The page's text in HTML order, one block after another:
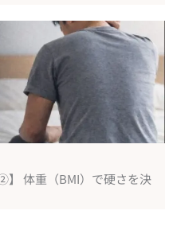
】 体重（BMI）で硬さを決